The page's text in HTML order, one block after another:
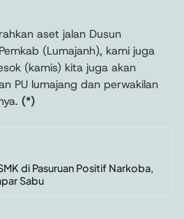
aset jalan Dusun
(Lumajanh), kami juga
(kamis) kita juga akan
PU lumajang dan perwakilan
(*)
di Pasuruan Positif Narkoba,
Sabu